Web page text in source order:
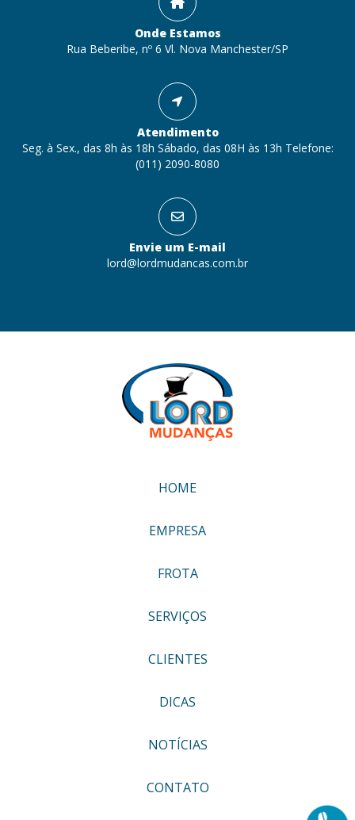
Onde Estamos
Rua Beberibe, nº 6 Vl. Nova Manchester/SP
Atendimento
Seg. à Sex., das 8h às 18h Sábado, das 08H às 13h Telefone:
(011) 2090-8080
Envie um E-mail
lord@lordmudancas.com.br
HOME
EMPRESA
FROTA
SERVIÇOS
CLIENTES
DICAS
NOTÍCIAS
CONTATO